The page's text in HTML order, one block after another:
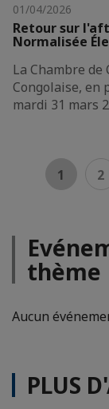
01/04/2026
Retour sur
Normalisée
La Chambre de
Congolaise, en
mardi 31 mars
1 2
thème
Aucun
PLUS